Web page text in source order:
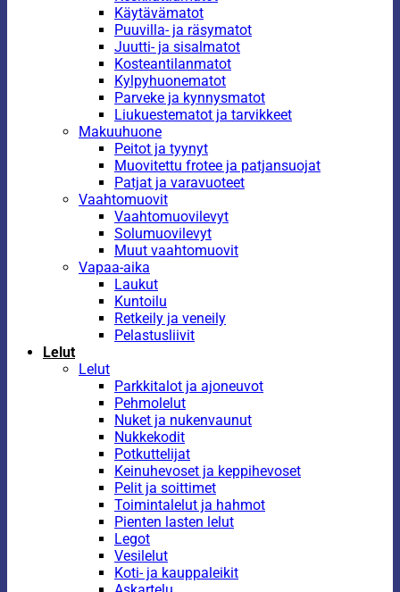
Käytävämatot
Puuvilla- ja räsymatot
Juutti- ja sisalmatot
Kosteantilanmatot
Kylpyhuonematot
Parveke ja kynnysmatot
Liukuestematot ja tarvikkeet
Makuuhuone
Peitot ja tyynyt
Muovitettu frotee ja patjansuojat
Patjat ja varavuoteet
Vaahtomuovit
Vaahtomuovilevyt
Solumuovilevyt
Muut vaahtomuovit
Vapaa-aika
Laukut
Kuntoilu
Retkeily ja veneily
Pelastusliivit
Lelut
Lelut
Parkkitalot ja ajoneuvot
Pehmolelut
Nuket ja nukenvaunut
Nukkekodit
Potkuttelijat
Keinuhevoset ja keppihevoset
Pelit ja soittimet
Toimintalelut ja hahmot
Pienten lasten lelut
Legot
Vesilelut
Koti- ja kauppaleikit